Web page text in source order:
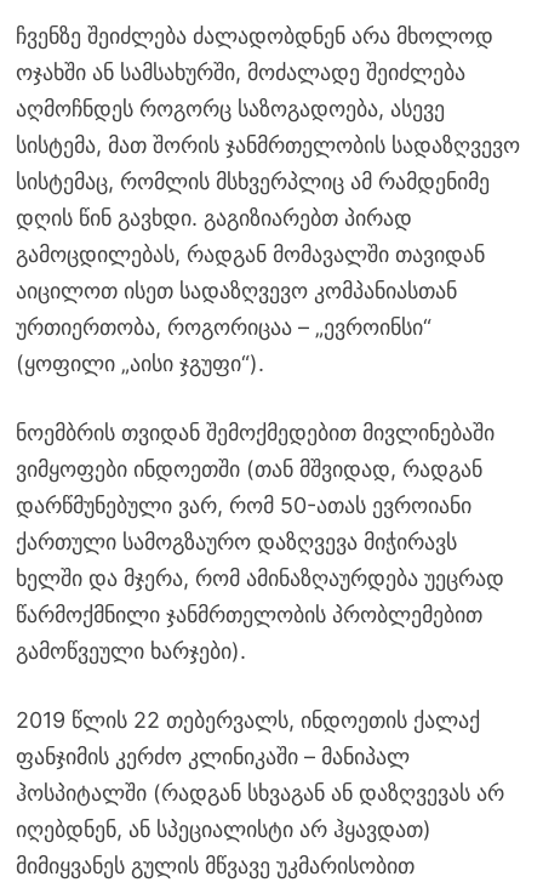
ჩვენზე შეიძლება ძალადობდნენ არა მხოლოდ
ოჯახში ან სამსახურში, მოძალადე შეიძლება
აღმოჩნდეს როგორც საზოგადოება, ასევე
სისტემა, მათ შორის ჯანმრთელობის სადაზღვევო
სისტემაც, რომლის მსხვერპლიც ამ რამდენიმე
დღის წინ გავხდი. გაგიზიარებთ პირად
გამოცდილებას, რადგან მომავალში თავიდან
აიცილოთ ისეთ სადაზღვევო კომპანიასთან
ურთიერთობა, როგორიცაა – „ევროინსი“
(ყოფილი „აისი ჯგუფი“).
ნოემბრის თვიდან შემოქმედებით მივლინებაში
ვიმყოფები ინდოეთში (თან მშვიდად, რადგან
დარწმუნებული ვარ, რომ 50-ათას ევროიანი
ქართული სამოგზაურო დაზღვევა მიჭირავს
ხელში და მჯერა, რომ ამინაზღაურდება უეცრად
წარმოქმნილი ჯანმრთელობის პრობლემებით
გამოწვეული ხარჯები).
2019 წლის 22 თებერვალს, ინდოეთის ქალაქ
ფანჯიმის კერძო კლინიკაში – მანიპალ
ჰოსპიტალში (რადგან სხვაგან ან დაზღვევას არ
იღებდნენ, ან სპეციალისტი არ ჰყავდათ)
მიმიყვანეს გულის მწვავე უკმარისობით